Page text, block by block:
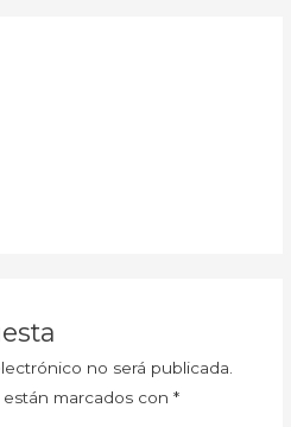
no será publicada.
marcados con *